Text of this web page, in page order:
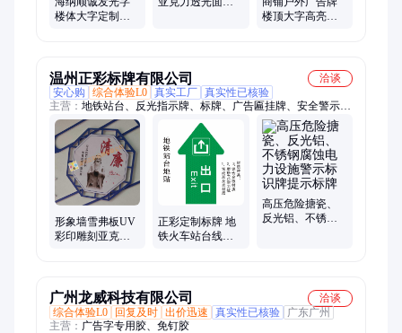
楼体大字定制冲
楼顶大字高亮立
温州正彩标牌有限公司
洽谈
安心购
综合体验L0 真实工厂 真实性已核验
主营： 地铁站台、反光指示牌、标牌、广告匾挂牌、安全警示反
光交通标志、反光指示地贴、火车站地铁站台牌、UV印刷
形象墙雪弗板UV
彩印雕刻亚克力
正彩定制标牌 地
铁火车站台线路
高压危险搪瓷、
反光铝、不锈钢
广州龙威科技有限公司
洽谈
综合体验L0
回复及时 出价迅速 真实性已核验
广东广州
主营： 广告字专用胶、免钉胶